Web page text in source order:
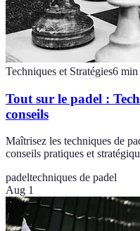
Techniques et Stratégies6 min
Tout sur le padel :
conseils
Maîtrisez les techniques de
conseils pratiques et
padeltechniques de padel
Aug 1